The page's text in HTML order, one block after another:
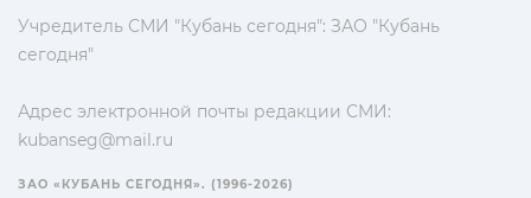
Учредитель СМИ "Кубань сегодня": ЗАО "Кубань
сегодня"
Адрес электронной почты редакции СМИ:
kubanseg@mail.ru
ЗАО «КУБАНЬ СЕГОДНЯ». (1996-2026)